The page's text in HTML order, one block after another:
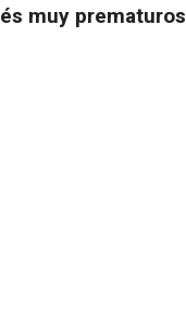
muy prematuros